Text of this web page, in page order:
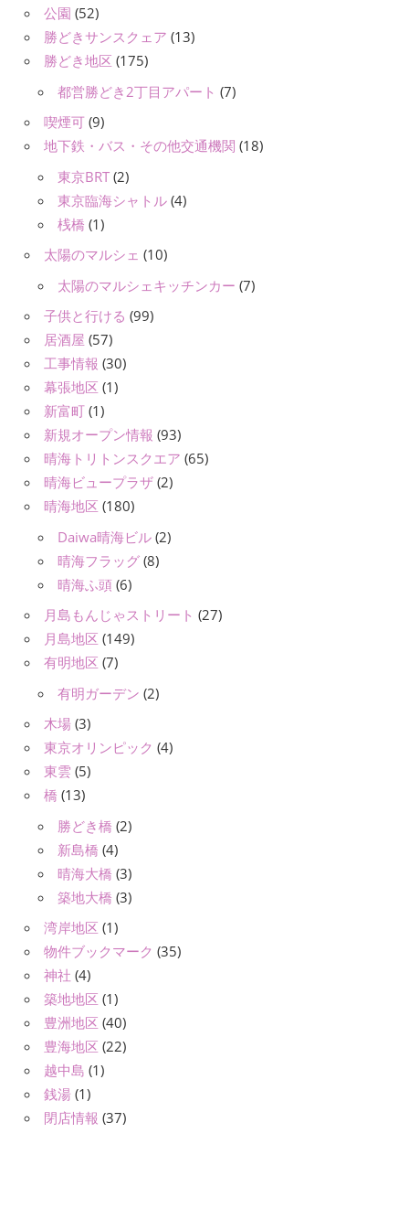
公園 (52)
勝どきサンスクェア (13)
勝どき地区 (175)
都営勝どき2丁目アパート (7)
喫煙可 (9)
地下鉄・バス・その他交通機関 (18)
東京BRT (2)
東京臨海シャトル (4)
桟橋 (1)
太陽のマルシェ (10)
太陽のマルシェキッチンカー (7)
子供と行ける (99)
居酒屋 (57)
工事情報 (30)
幕張地区 (1)
新富町 (1)
新規オープン情報 (93)
晴海トリトンスクエア (65)
晴海ビュープラザ (2)
晴海地区 (180)
Daiwa晴海ビル (2)
晴海フラッグ (8)
晴海ふ頭 (6)
月島もんじゃストリート (27)
月島地区 (149)
有明地区 (7)
有明ガーデン (2)
木場 (3)
東京オリンピック (4)
東雲 (5)
橋 (13)
勝どき橋 (2)
新島橋 (4)
晴海大橋 (3)
築地大橋 (3)
湾岸地区 (1)
物件ブックマーク (35)
神社 (4)
築地地区 (1)
豊洲地区 (40)
豊海地区 (22)
越中島 (1)
銭湯 (1)
閉店情報 (37)